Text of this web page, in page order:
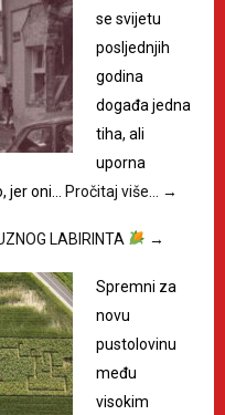
se svijetu
posljednjih
godina
događa jedna
tiha, ali
uporna
jer oni… Pročitaj više… →
LABIRINTA →
Spremni za
novu
pustolovinu
među
visokim